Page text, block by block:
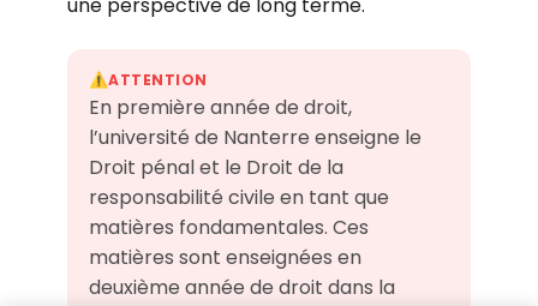
⚠️ATTENTION
En première année de droit,
l’université de Nanterre enseigne le
Droit pénal et le Droit de la
responsabilité civile en tant que
matières fondamentales. Ces
matières sont enseignées en
deuxième année de droit dans la